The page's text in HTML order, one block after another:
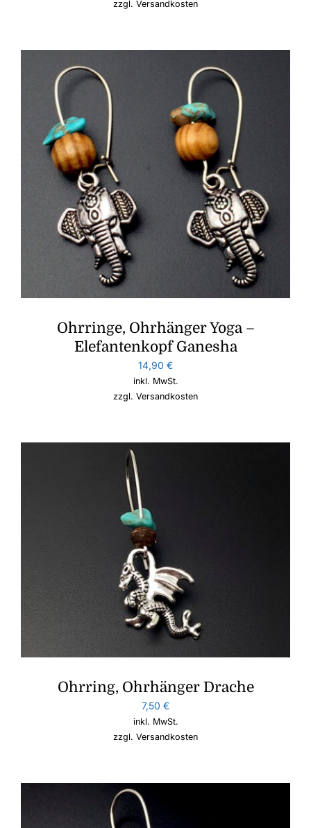
zzgl. Versandkosten
Ohrringe, Ohrhänger Yoga –
Elefantenkopf Ganesha
14,90 €
inkl. MwSt.
zzgl. Versandkosten
Ohrring, Ohrhänger Drache
7,50 €
inkl. MwSt.
zzgl. Versandkosten